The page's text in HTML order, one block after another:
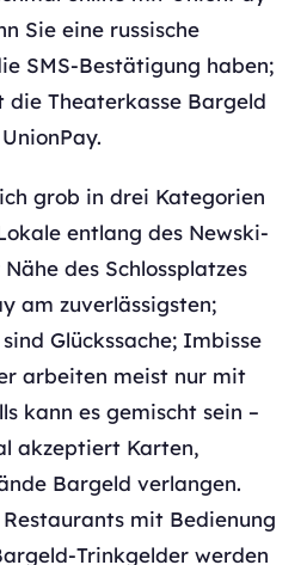
Sie eine russische
SMS-Bestätigung haben;
die Theaterkasse Bargeld
grob in drei Kategorien
entlang des Newski-
des Schlossplatzes
am zuverlässigsten;
Glückssache; Imbisse
arbeiten meist nur mit
kann es gemischt sein –
akzeptiert Karten,
Bargeld verlangen.
mit Bedienung
Trinkgelder werden